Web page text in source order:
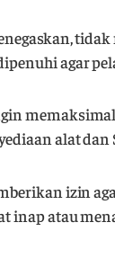
agar
alat
izin
inap atau